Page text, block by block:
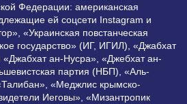
Федерации: американская
ей соцсети Instagram и
«Украинская повстанческая
государство» (ИГ, ИГИЛ), «Джабхат
ан-Нусра», «Джебхат ан-
партия (НБП), «Аль-
«Меджлис крымско-
Иеговы», «Мизантропик